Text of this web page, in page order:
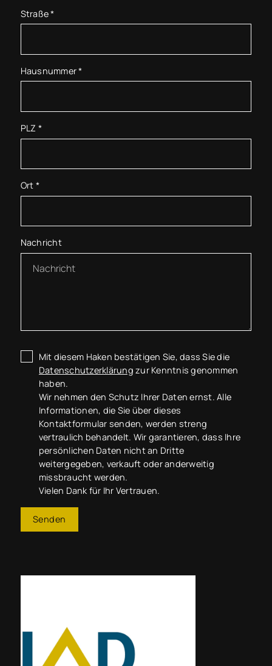
Straße*
Hausnummer*
PLZ *
Ort *
Nachricht
Mit diesem Haken bestätigen Sie, dass Sie die
Datenschutzerklärung zur Kenntnis genommen
haben.
Wir nehmen den Schutz Ihrer Daten ernst. Alle
Informationen, die Sie über dieses
Kontaktformular senden, werden streng
vertraulich behandelt. Wir garantieren, dass Ihre
persönlichen Daten nicht an Dritte
weitergegeben, verkauft oder anderweitig
missbraucht werden.
Vielen Dank für Ihr Vertrauen.
Senden